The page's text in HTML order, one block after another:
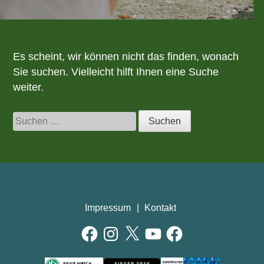
Es scheint, wir können nicht das finden, wonach
Sie suchen. Vielleicht hilft Ihnen eine Suche
weiter.
Suchen
nach:
Impressum Kontakt
FacebookInstagram
X YouTubeFacebook